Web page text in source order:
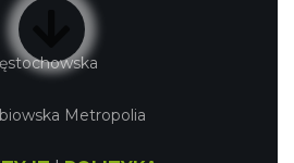
Metropolia